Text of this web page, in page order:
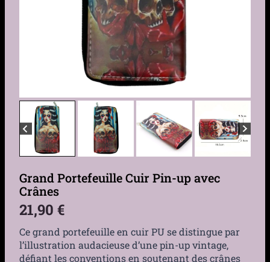
Grand Portefeuille Cuir Pin-up avec
Crânes
21,90 €
Ce grand portefeuille en cuir PU se distingue par
l’illustration audacieuse d’une pin-up vintage,
défiant les conventions en soutenant des crânes